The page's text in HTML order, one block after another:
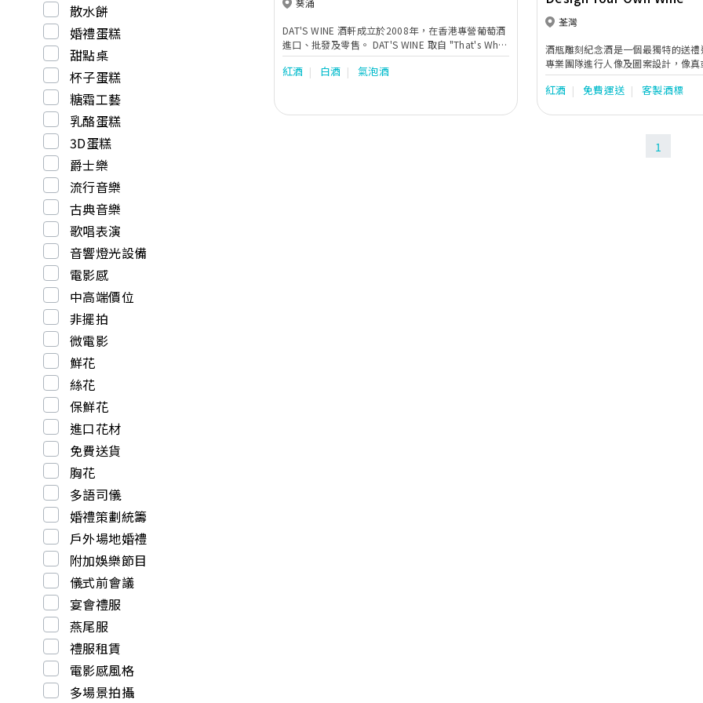
散水餅
婚禮蛋糕
甜點桌
杯子蛋糕
糖霜工藝
乳酪蛋糕
3D蛋糕
爵士樂
流行音樂
古典音樂
歌唱表演
音響燈光設備
電影感
中高端價位
非擺拍
微電影
鮮花
絲花
保鮮花
進口花材
免費送貨
胸花
多語司儀
婚禮策劃統籌
戶外場地婚禮
附加娛樂節目
儀式前會議
宴會禮服
燕尾服
禮服租賃
電影感風格
多場景拍攝
葵涌
DAT'S WINE 酒軒成立於2008年，在香港專營葡萄酒
進口、批發及零售。 DAT'S WINE 取自 "That's Why"
之諧音，又有 "That's wine"、"Dating
wine"、"Daily wine"之含意，這亦正是DAT'S WINE
用的飲料。作為葡萄酒入口商及代理商，DAT'S
紅酒 白酒 氣泡酒
荃灣
酒瓶雕刻紀念酒是一個最獨特的送
專業團隊進行人像及圖案設計，像真
確認稿件後就會進行製作。收費按
種類和包裝而分，圖像大小已預設好
照片，節省溝通往來時間。 客人多數都訂購我們的雙
生一世，所以多數都是作為結婚禮物
紅酒 免費運送 客製酒標
1